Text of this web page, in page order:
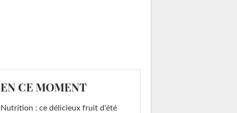
EN CE MOMENT
Nutrition : ce délicieux fruit d'été